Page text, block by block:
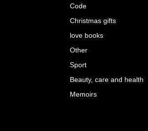
Code
Christmas gifts
love books
Other
Sport
Beauty, care and health
Memoirs